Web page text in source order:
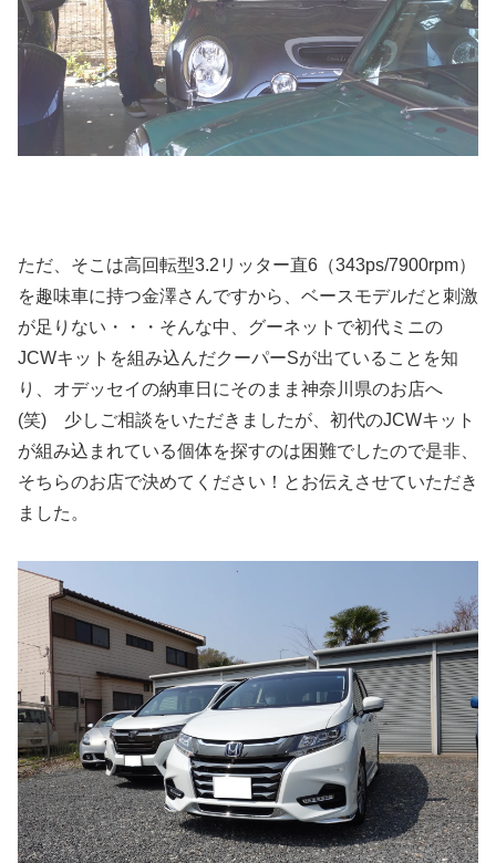
ただ、そこは高回転型3.2リッター直6（343ps/7900rpm）
を趣味車に持つ金澤さんですから、ベースモデルだと刺激
が足りない・・・そんな中、グーネットで初代ミニの
JCWキットを組み込んだクーパーSが出ていることを知
り、オデッセイの納車日にそのまま神奈川県のお店へ
(笑) 少しご相談をいただきましたが、初代のJCWキット
が組み込まれている個体を探すのは困難でしたので是非、
そちらのお店で決めてください！とお伝えさせていただき
ました。